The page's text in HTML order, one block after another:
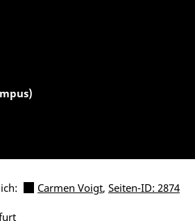
Carmen Voigt, Seiten-ID: 2874